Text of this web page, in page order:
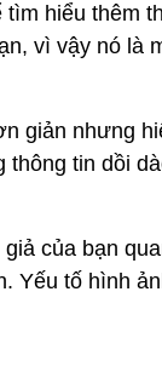
hiểu thêm
vì vậy nó là
giản nhưng
tin dồi
của bạn
Yếu tố hình